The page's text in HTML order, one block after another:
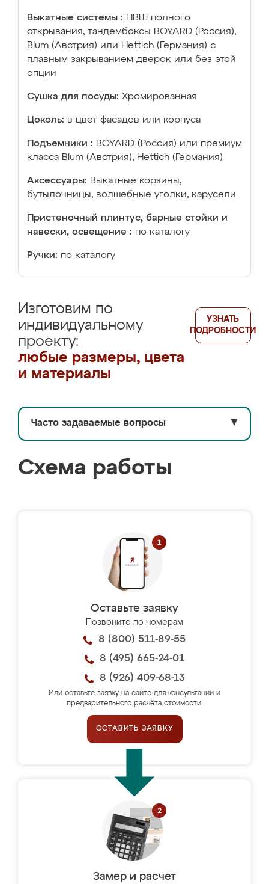
Выкатные системы :
ПВШ полного
открывания, тандембоксы BOYARD (Россия),
Blum (Австрия) или Hettich (Германия) с
плавным закрыванием дверок или без этой
опции
Сушка для посуды: Хромированная
Цоколь: в цвет фасадов или корпуса
Подъемники : BOYARD (Россия) или премиум
класса Blum (Австрия), Hettich (Германия)
Аксессуары: Выкатные корзины,
бутылочницы, волшебные уголки, карусели
Пристеночный плинтус, барные стойки и
навески, освещение : по каталогу
Ручки: по каталогу
Изготовим по
индивидуальному
проекту:
любые размеры, цвета
и материалы
УЗНАТЬ
ПОДРОБНОСТИ
Часто задаваемые вопросы ▼
Схема работы
Оставьте заявку
Позвоните по номерам
8 (800) 511-89-55
8 (495) 665-24-01
8 (926) 409-68-13
Или оставьте заявку на сайте для консультации и
предварительного расчёта стоимости.
ОСТАВИТЬ ЗАЯВКУ
Замер и расчет